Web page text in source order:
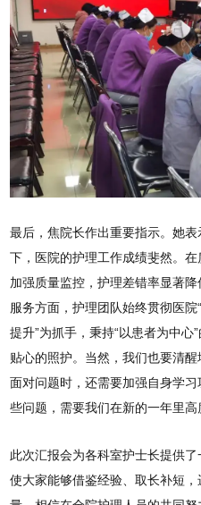
最后，焦院长作出重要指示。她
下，医院的护理工作成绩斐然。在
加强质量监控，护理差错率显著
服务方面，护理团队始终贯彻医
提升”为抓手，秉持“以患者为中心
贴心的照护。当然，我们也要清
面对问题时，还需要加强自身学
些问题，需要我们在新的一年里高
此次汇报会为各科室护士长提供
使大家能够借鉴经验、取长补短